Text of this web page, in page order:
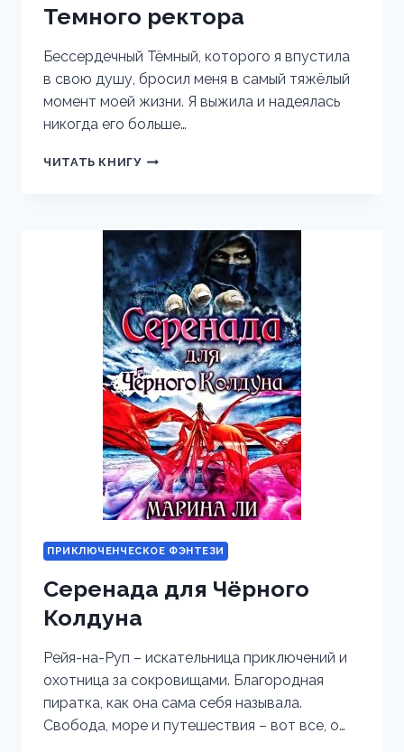
Темного ректора
Бессердечный Тёмный, которого я впустила
в свою душу, бросил меня в самый тяжёлый
момент моей жизни. Я выжила и надеялась
никогда его больше…
ЧИТАТЬ КНИГУСВЕТЛАЯ
РЕКТОРА
ПРИКЛЮЧЕНЧЕСКОЕ ФЭНТЕЗИ
Серенада для Чёрного
Колдуна
Рейя-на-Руп – искательница приключений и
охотница за сокровищами. Благородная
пиратка, как она сама себя называла.
Свобода, море и путешествия – вот все, о…